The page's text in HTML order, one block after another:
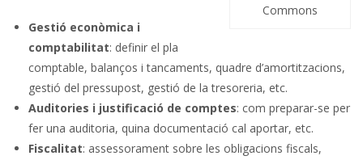
Commons
Gestió econòmica i
comptabilitat: definir el pla
comptable, balanços i tancaments, quadre d’amortitzacions,
gestió del pressupost, gestió de la tresoreria, etc.
Auditories i justificació de comptes: com preparar-se per
fer una auditoria, quina documentació cal aportar, etc.
Fiscalitat: assessorament sobre les obligacions fiscals,